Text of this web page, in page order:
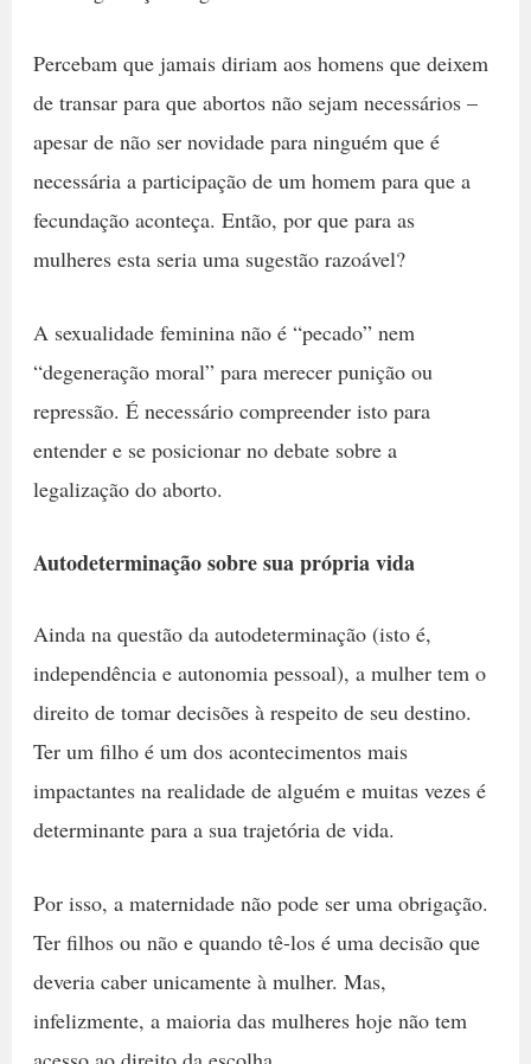
Percebam que jamais diriam aos homens que deixem
de transar para que abortos não sejam necessários –
apesar de não ser novidade para ninguém que é
necessária a participação de um homem para que a
fecundação aconteça. Então, por que para as
mulheres esta seria uma sugestão razoável?
A sexualidade feminina não é “pecado” nem
“degeneração moral” para merecer punição ou
repressão. É necessário compreender isto para
entender e se posicionar no debate sobre a
legalização do aborto.
Autodeterminação sobre sua própria vida
Ainda na questão da autodeterminação (isto é,
independência e autonomia pessoal), a mulher tem o
direito de tomar decisões à respeito de seu destino.
Ter um filho é um dos acontecimentos mais
impactantes na realidade de alguém e muitas vezes é
determinante para a sua trajetória de vida.
Por isso, a maternidade não pode ser uma obrigação.
Ter filhos ou não e quando tê-los é uma decisão que
deveria caber unicamente à mulher. Mas,
infelizmente, a maioria das mulheres hoje não tem